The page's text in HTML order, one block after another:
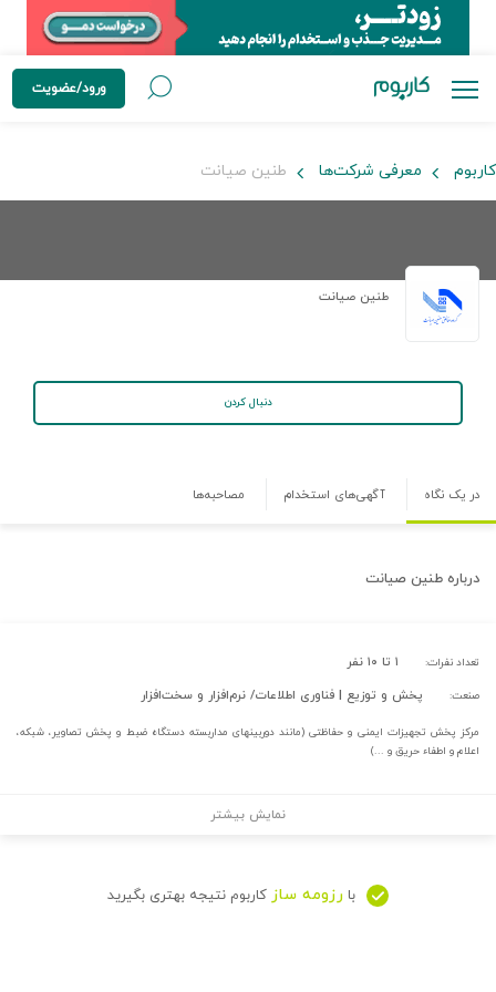
ورود/عضویت
کاربوم معرفی شرکت‌ها طنین صیانت
طنین صیانت
دنبال کردن
در یک نگاه آگهی‌های استخدام مصاحبه‌ها
درباره طنین صیانت
تعداد نفرات: ۱ تا ۱۰ نفر
صنعت: پخش و توزیع | فناوری اطلاعات/ نرم‌افزار و سخت‌افزار
مرکز پخش تجهیزات ایمنی و حفاظتی (مانند دوربینهای مداربسته دستگاه ضبط و پخش تصاویر، شبکه،
اعلام و اطفاء حریق و ...)
نمایش بیشتر
با رزومه ساز کاربوم نتیجه بهتری بگیرید